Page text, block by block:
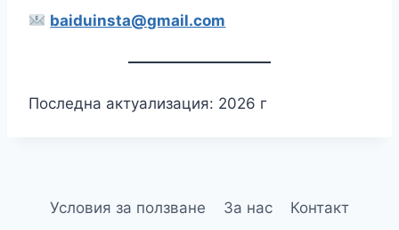
baiduinsta@gmail.com
Последна актуализация: 2026 г
Условия за ползване За нас
Контакт